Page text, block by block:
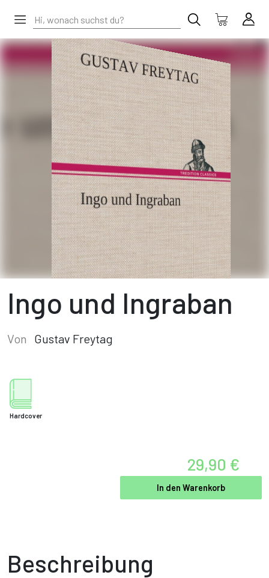
Ingo und Ingraban
Von Gustav Freytag
Hardcover
29,90 €
In den Warenkorb
Beschreibung